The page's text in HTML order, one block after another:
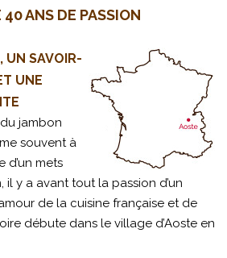
ANS DE PASSION
UN SAVOIR-
UNE
jambon
souvent à
d’un mets
il y a avant tout la passion d’un
de la cuisine française et de
débute dans le village d’Aoste en